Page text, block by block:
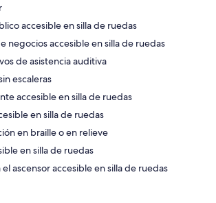
accesible en silla de ruedas
negocios accesible en silla de ruedas
de asistencia auditiva
escaleras
accesible en silla de ruedas
en silla de ruedas
en braille o en relieve
en silla de ruedas
el ascensor accesible en silla de ruedas